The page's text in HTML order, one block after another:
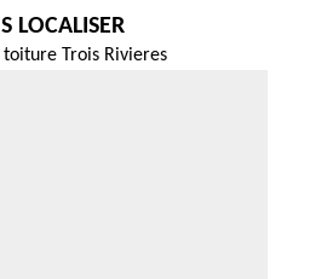
LOCALISER
toiture Trois Rivieres